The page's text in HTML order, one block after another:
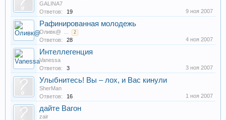
GALINA7
Ответов:
19 9 ноя 2007
Рафинированная молодежь
Оливк@ ... 2
Ответов: 28 4 ноя 2007
Интеллегенция
Vanessa
Ответов:
3 3 ноя 2007
Улыбнитесь! Вы – лох, и Вас кинули
SherMan
Ответов:
16 1 ноя 2007
дайте Вагон
zair